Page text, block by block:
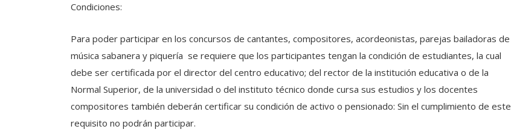
Condiciones:
Para poder participar en los concursos de cantantes, compositores, acordeonistas, parejas bailadoras de
música sabanera y piquería se requiere que los participantes tengan la condición de estudiantes, la cual
debe ser certificada por el director del centro educativo; del rector de la institución educativa o de la
Normal Superior, de la universidad o del instituto técnico donde cursa sus estudios y los docentes
compositores también deberán certificar su condición de activo o pensionado: Sin el cumplimiento de este
requisito no podrán participar.